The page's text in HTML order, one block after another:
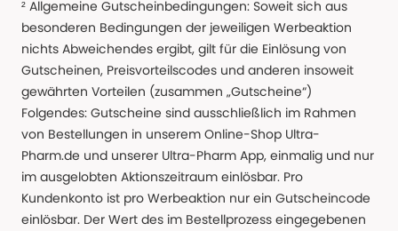
² Allgemeine Gutscheinbedingungen: Soweit sich aus
besonderen Bedingungen der jeweiligen Werbeaktion
nichts Abweichendes ergibt, gilt für die Einlösung von
Gutscheinen, Preisvorteilscodes und anderen insoweit
gewährten Vorteilen (zusammen „Gutscheine“)
Folgendes: Gutscheine sind ausschließlich im Rahmen
von Bestellungen in unserem Online-Shop Ultra-
Pharm.de und unserer Ultra-Pharm App, einmalig und nur
im ausgelobten Aktionszeitraum einlösbar. Pro
Kundenkonto ist pro Werbeaktion nur ein Gutscheincode
einlösbar. Der Wert des im Bestellprozess eingegebenen